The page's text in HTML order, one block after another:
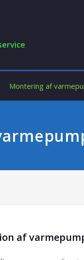
Montering af
af